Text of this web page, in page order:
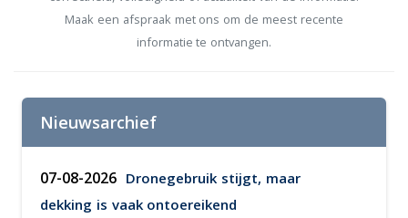
Maak een afspraak met ons om de meest recente
informatie te ontvangen.
Nieuwsarchief
07-08-2026 Dronegebruik stijgt, maar
dekking is vaak ontoereikend